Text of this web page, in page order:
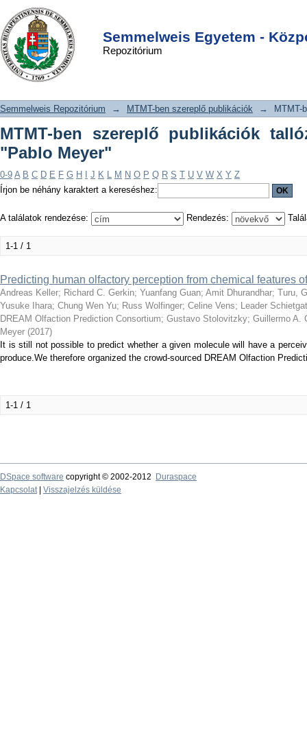
Semmelweis Egyetem -
Repozitórium
MTMT-ben szereplő publikációk
tallózása szerző szerint "Pablo Meyer"
DSpace/Manakin Repository
Semmelweis Repozitórium → MTMT-ben szereplő publikációk → MTMT-
MTMT-ben szereplő publikációk
"Pablo Meyer"
0-9 A B C D E F G H J K L M N O P Q R S T U V W X Y Z
Írjon be néhány karaktert a kereséshez:
A találatok rendezése: Rendezés:
1-1 / 1
Predicting human olfactory perception from chemical features
Andreas Keller; Richard C. Gerkin; Yuanfang Guan; Amit Dhurandhar; Turu,
Yusuke Ihara; Chung Wen Yu; Russ Wolfinger; Celine Vens; Leader Schietgat
DREAM Olfaction Prediction Consortium; Gustavo Stolovitzky; Guillermo A.
Meyer (2017)
It is still not possible to predict whether a given molecule will have a
produce.We therefore organized the crowd-sourced DREAM Olfaction
1-1 / 1
DSpace software copyright © 2002-2012
Duraspace
Kapcsolat| Visszajelzés küldése